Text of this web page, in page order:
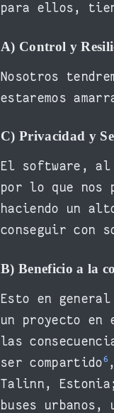
para ellos,
A) Control y
Nosotros
estaremos
C) Privacidad y
El software, al
por lo que nos
haciendo un
conseguir con
B) Beneficio a la
Esto en
un proyecto en
las
ser compartido6
Talinn,
buses